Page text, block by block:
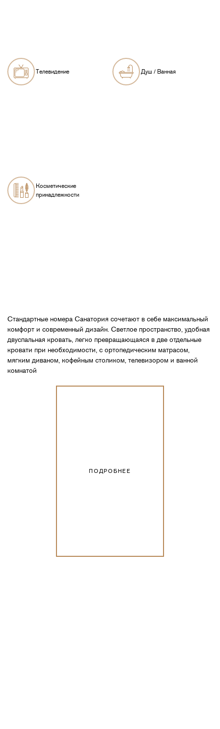
Телевидение Душ / Ванная
Косметические
принадлежности
Стандартные номера Санатория сочетают в себе максимальный
комфорт и современный дизайн. Светлое пространство, удобная
двуспальная кровать, легко превращающаяся в две отдельные
кровати при необходимости, с ортопедическим матрасом,
мягким диваном, кофейным столиком, телевизором и ванной
комнатой
ПОДРОБНЕЕ